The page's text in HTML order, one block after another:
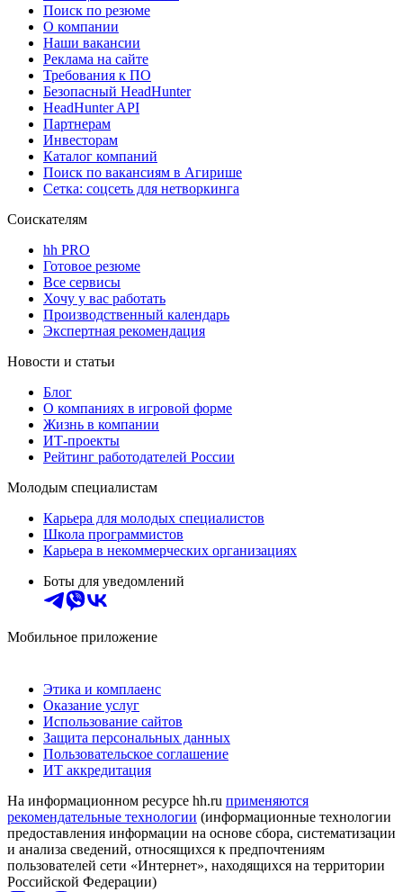
Поиск по резюме
О компании
Наши вакансии
Реклама на сайте
Требования к ПО
Безопасный HeadHunter
HeadHunter API
Партнерам
Инвесторам
Каталог компаний
Поиск по вакансиям в Агирише
Сетка: соцсеть для нетворкинга
Соискателям
hh PRO
Готовое резюме
Все сервисы
Хочу у вас работать
Производственный календарь
Экспертная рекомендация
Новости и статьи
Блог
О компаниях в игровой форме
Жизнь в компании
ИТ-проекты
Рейтинг работодателей России
Молодым специалистам
Карьера для молодых специалистов
Школа программистов
Карьера в некоммерческих организациях
Боты для уведомлений
Мобильное приложение
Этика и комплаенс
Оказание услуг
Использование сайтов
Защита персональных данных
Пользовательское соглашение
ИТ аккредитация
На информационном ресурсе hh.ru применяются
рекомендательные технологии (информационные технологии
предоставления информации на основе сбора, систематизации
и анализа сведений, относящихся к предпочтениям
пользователей сети «Интернет», находящихся на территории
Российской Федерации)